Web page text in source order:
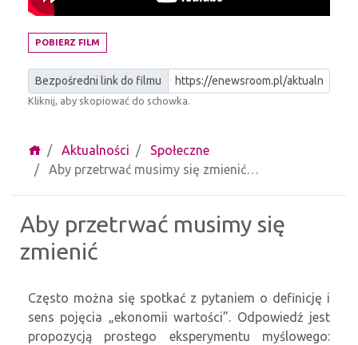
POBIERZ FILM
Bezpośredni link do filmu
Kliknij, aby skopiować do schowka.
Aktualności
Społeczne
Aby przetrwać musimy się zmienić…
Aby przetrwać musimy się
zmienić
Często można się spotkać z pytaniem o definicję i
sens pojęcia „ekonomii wartości”. Odpowiedź jest
propozycją prostego eksperymentu myślowego: